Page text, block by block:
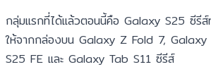
กลุ่มแรกที่ได้แล้วตอนนี้คือ Galaxy S25 ซีรี
ให้จากกล่องบน Galaxy Z Fold 7,
S25 FE และ Galaxy Tab S11 ซีรีส์